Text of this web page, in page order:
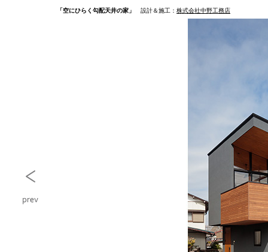
「空にひらく勾配天井の家」 設計＆施工： 株式会社中野工務店